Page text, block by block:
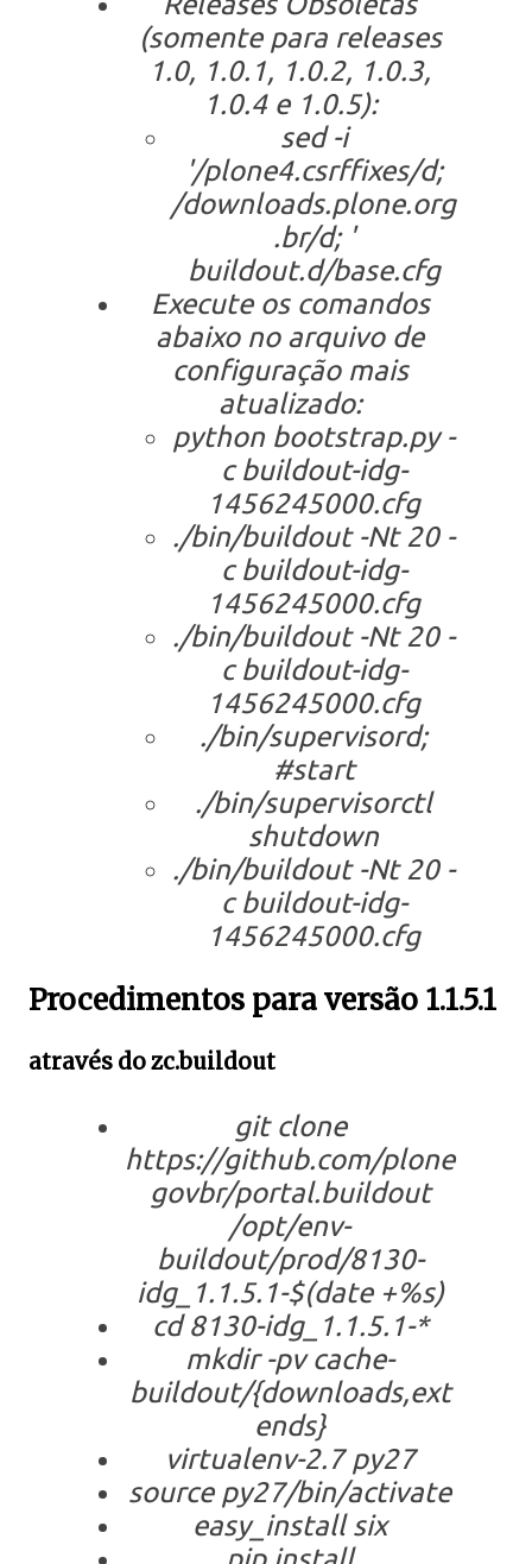
(somente para releases
1.0, 1.0.1, 1.0.2, 1.0.3,
1.0.4 e 1.0.5):
sed -i
'/plone4.csrffixes/d;
/downloads.plone.org
.br/d; '
buildout.d/base.cfg
Execute os comandos
abaixo no arquivo de
configuração mais
atualizado:
python bootstrap.py -
c buildout-idg-
1456245000.cfg
./bin/buildout -Nt 20 -
c buildout-idg-
1456245000.cfg
./bin/buildout -Nt 20 -
c buildout-idg-
1456245000.cfg
./bin/supervisord;
#start
./bin/supervisorctl
shutdown
./bin/buildout -Nt 20 -
c buildout-idg-
1456245000.cfg
Procedimentos para versão 1.1.5.1
através do zc.buildout
git clone
https://github.com/plone
govbr/portal.buildout
/opt/env-
buildout/prod/8130-
idg_1.1.5.1-$(date +%s)
cd 8130-idg_1.1.5.1-*
mkdir -pv cache-
buildout/{downloads,ext
ends}
virtualenv-2.7 py27
source py27/bin/activate
easy_install six